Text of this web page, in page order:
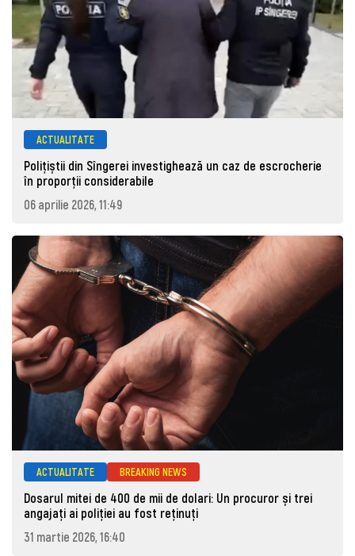
ACTUALITATE
Polițiștii din Sîngerei investighează un caz de escrocherie
în proporții considerabile
06 aprilie 2026, 11:49
ACTUALITATE BREAKING NEWS
Dosarul mitei de 400 de mii de dolari: Un procuror și trei
angajați ai poliției au fost reținuți
31 martie 2026, 16:40